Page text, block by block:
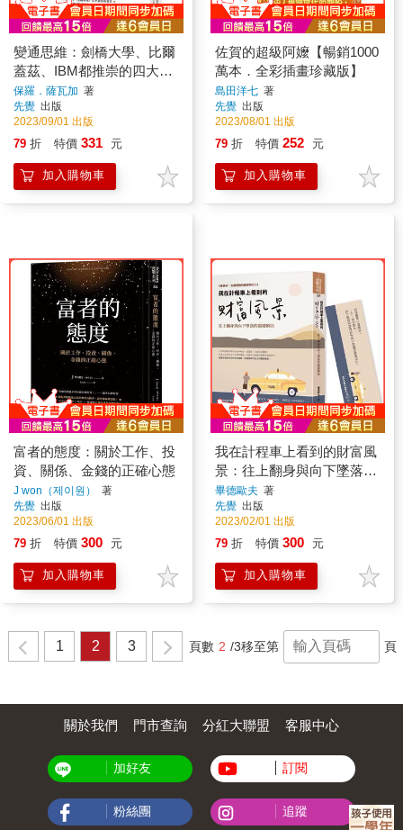
變通思維：劍橋大學、比爾
蓋茲、IBM都推崇的四大問
題解決工具
保羅．薩瓦加 著
先覺 出版
2023/09/01 出版
79 折 特價 331 元
加入購物車
佐賀的超級阿嬤【暢銷1000
萬本．全彩插畫珍藏版】
島田洋七 著
先覺 出版
2023/08/01 出版
79 折 特價 252 元
加入購物車
富者的態度：關於工作、投
資、關係、金錢的正確心態
J won（제이원）
著
先覺 出版
2023/06/01 出版
79 折 特價 300 元
加入購物車
我在計程車上看到的財富風
景：往上翻身與向下墜落的
關鍵瞬間【隨書贈畢德歐夫
祝福書籤】
畢德歐夫 著
先覺 出版
2023/02/01 出版
79 折 特價 300 元
加入購物車
1 2 3 頁數 2 /3移至第 頁
關於我們 門市查詢 分紅大聯盟 客服中心
加好友 訂閱
粉絲團 追蹤